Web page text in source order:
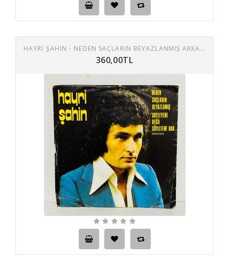
HAYRİ ŞAHİN - NEDEN SAÇLARIN BEYAZLANMIŞ ARKADAŞ / SÖYLEYEN DEĞIL SÖYLETENE BAK 45 LIK PLAK
360,00TL